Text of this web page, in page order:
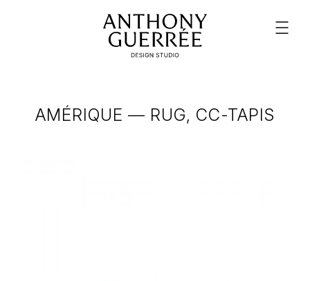
AMÉRIQUE — RUG, CC-TAPIS